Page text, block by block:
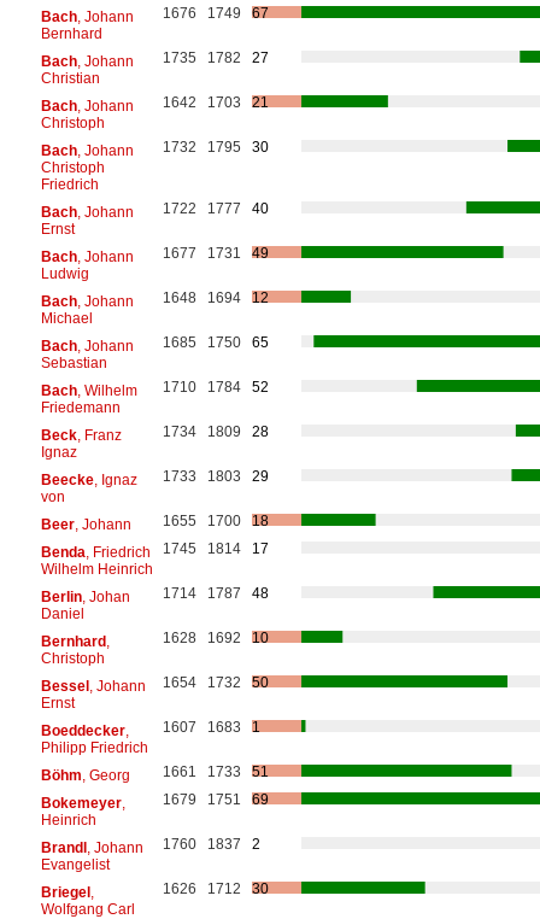
Bach, Johann
Bernhard
1676 1749 67
Bach, Johann
Christian
1735 1782 27
Bach, Johann
Christoph
1642 1703 21
Bach, Johann
Christoph
Friedrich
1732 1795 30
Bach, Johann
Ernst
1722 1777 40
Bach, Johann
Ludwig
1677 1731 49
Bach, Johann
Michael
1648 1694 12
Bach, Johann
Sebastian
1685 1750 65
Bach, Wilhelm
Friedemann
1710 1784 52
Beck, Franz
Ignaz
1734 1809 28
Beecke, Ignaz
von
1733 1803 29
Beer, Johann 1655 1700
18
Benda , Friedrich
Wilhelm Heinrich
1745 1814 17
Berlin, Johan
Daniel
1714 1787 48
Bernhard,
Christoph
1628 1692 10
Bessel, Johann
Ernst
1654 1732 50
Boeddecker,
Philipp Friedrich
1607 1683 1
Böhm , Georg 1661 1733
51
Bokemeyer,
Heinrich
1679 1751 69
Brandl, Johann
Evangelist
1760 1837 2
Briegel,
Wolfgang Carl
1626 1712 30